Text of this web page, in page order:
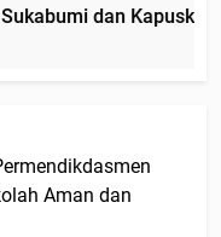
dan
Aman dan